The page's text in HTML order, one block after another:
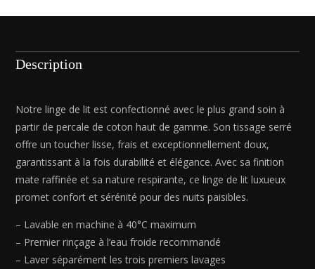
2
taies
coton
percale
-
Taupe
-
260
Description
Notre linge de lit est confectionné avec le plus grand soin à
partir de percale de coton haut de gamme. Son tissage serré
offre un toucher lisse, frais et exceptionnellement doux,
garantissant à la fois durabilité et élégance. Avec sa finition
mate raffinée et sa nature respirante, ce linge de lit luxueux
promet confort et sérénité pour des nuits paisibles.
– Lavable en machine à 40°C maximum
– Premier rinçage à l’eau froide recommandé
– Laver séparément les trois premiers lavages